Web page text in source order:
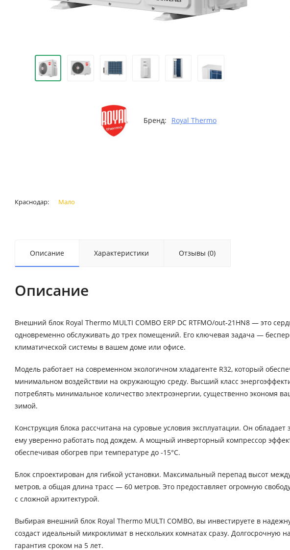
Бренд: Royal Thermo
Краснодар: Мало
Описание Характеристики Отзывы (0)
Описание
Внешний блок Royal Thermo MULTI COMBO ERP DC RTFMO/out-21HN8 — это
одновременно обслуживать до трех помещений. Его ключевая задача —
климатической системы в вашем доме или офисе.
Модель работает на современном экологичном хладагенте R32, который
минимальном воздействии на окружающую среду. Высший класс
потреблять минимальное количество электроэнергии, существенно экономя
зимой.
Конструкция блока рассчитана на суровые условия эксплуатации. Он обладает
ему уверенно работать под дождем. А мощный инверторный компрессор
обеспечивая обогрев при температуре до -15°C.
Блок спроектирован для гибкой установки. Максимальный перепад высот
метров, а общая длина трасс — 60 метров. Это предоставляет огромную
с сложной архитектурой.
Выбирая внешний блок Royal Thermo MULTI COMBO, вы инвестируете в
создаст идеальный микроклимат в нескольких комнатах сразу. Долгосрочную
гарантия сроком на 5 лет.